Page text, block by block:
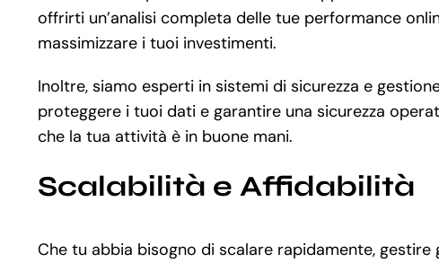
offrirti un’analisi completa delle tue performance
massimizzare i tuoi investimenti.
Inoltre, siamo esperti in sistemi di sicurezza e
proteggere i tuoi dati e garantire una sicurezza
che la tua attività è in buone mani.
Scalabilità e Affidabilità
Che tu abbia bisogno di scalare rapidamente,